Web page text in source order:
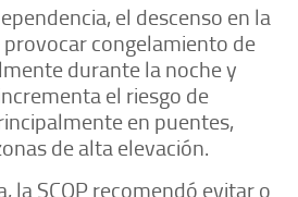
el descenso en la
congelamiento de
durante la noche y
el riesgo de
en puentes,
de alta elevación.
la SCOP recomendó evitar o